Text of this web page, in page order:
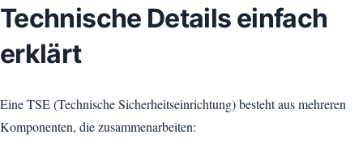
Technische Details einfach
erklärt
Eine TSE (Technische Sicherheitseinrichtung) besteht aus mehreren
Komponenten, die zusammenarbeiten: